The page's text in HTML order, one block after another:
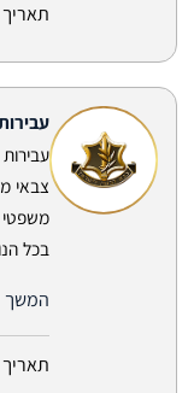
צבאי
משפטי
בכל
המשך